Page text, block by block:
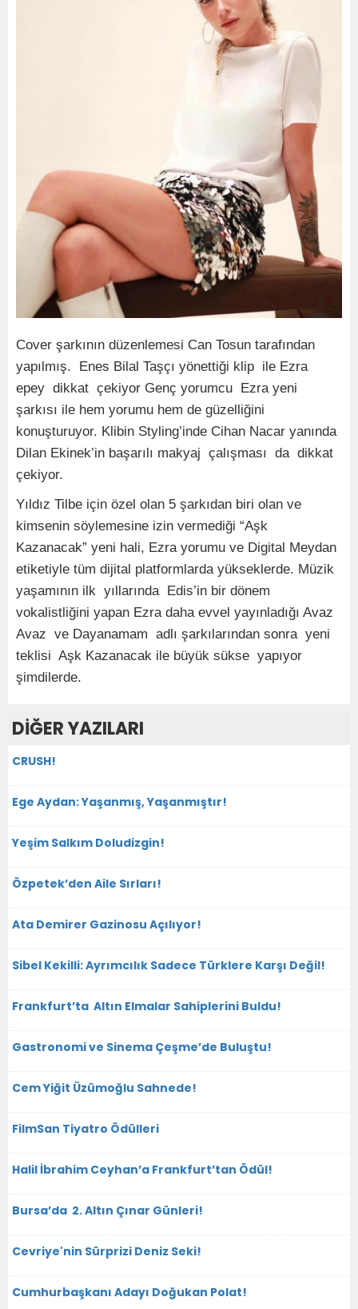
Cover şarkının düzenlemesi Can Tosun tarafından
yapılmış. Enes Bilal Taşçı yönettiği klip ile Ezra
epey dikkat çekiyor Genç yorumcu Ezra yeni
şarkısı ile hem yorumu hem de güzelliğini
konuşturuyor. Klibin Styling’inde Cihan Nacar yanında
Dilan Ekinek’in başarılı makyaj çalışması da dikkat
çekiyor.
Yıldız Tilbe için özel olan 5 şarkıdan biri olan ve
kimsenin söylemesine izin vermediği “Aşk
Kazanacak” yeni hali, Ezra yorumu ve Digital Meydan
etiketiyle tüm dijital platformlarda yükseklerde. Müzik
yaşamının ilk yıllarında Edis’in bir dönem
vokalistliğini yapan Ezra daha evvel yayınladığı Avaz
Avaz ve Dayanamam adlı şarkılarından sonra yeni
teklisi Aşk Kazanacak ile büyük sükse yapıyor
şimdilerde.
DİĞER YAZILARI
CRUSH!
Ege Aydan: Yaşanmış, Yaşanmıştır!
Yeşim Salkım Doludizgin!
Özpetek’den Aile Sırları!
Ata Demirer Gazinosu Açılıyor!
Sibel Kekilli: Ayrımcılık Sadece Türklere Karşı Değil!
Frankfurt’ta Altın Elmalar Sahiplerini Buldu!
Gastronomi ve Sinema Çeşme’de Buluştu!
Cem Yiğit Üzümoğlu Sahnede!
FilmSan Tiyatro Ödülleri
Halil İbrahim Ceyhan’a Frankfurt’tan Ödül!
Bursa’da 2. Altın Çınar Günleri!
Cevriye'nin Sürprizi Deniz Seki!
Cumhurbaşkanı Adayı Doğukan Polat!